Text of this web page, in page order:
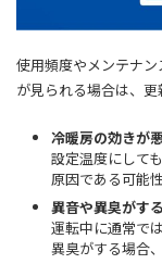
使用頻度やメンテナ
が見られる場合は、更
冷暖房の効きが
設定温度にして
原因である可能
異音や異臭がする
運転中に通常で
異臭がする場合